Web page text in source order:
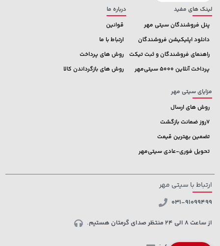
لینک های مفید
پنل فروشندگان سیتی مهر
دانلود اپلیکیشن فروشندگان
راهنمای فروشندگان و ثبت تیکت
پرداخت آنلاین 5000 سیتی‌مهر
درباره ما
قوانین
ارتباط با ما
روش های پرداخت
روش های بازگرداندن کالا
مزایای سیتی مهر
روش های ارسال
7روز ضمانت بازگشت
تضمین بهترین قیمت
تحویل فوری-عادی سیتی‌مهر
ارتباط با سیتی مهر
031-91099499
از ساعت 8 الی 24 منتظر صدای گرمتان هستیم.